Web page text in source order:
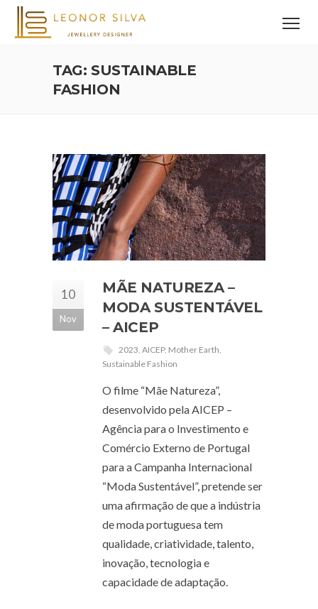
TAG: SUSTAINABLE
FASHION
10
Nov
MÃE NATUREZA –
MODA SUSTENTÁVEL
– AICEP
2023, AICEP, Mother Earth,
Sustainable Fashion
O filme “Mãe Natureza”,
desenvolvido pela AICEP –
Agência para o Investimento e
Comércio Externo de Portugal
para a Campanha Internacional
“Moda Sustentável”, pretende ser
uma afirmação de que a indústria
de moda portuguesa tem
qualidade, criatividade, talento,
inovação, tecnologia e
capacidade de adaptação.